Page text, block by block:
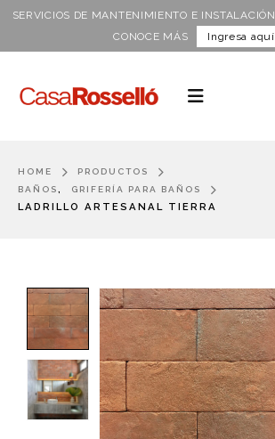
SERVICIOS DE MANTENIMIENTO E INSTALACIÓN
CONOCE MÁS Ingresa aquí
HOME
PRODUCTOS
BAÑOS, GRIFERÍA PARA BAÑOS
LADRILLO ARTESANAL TIERRA